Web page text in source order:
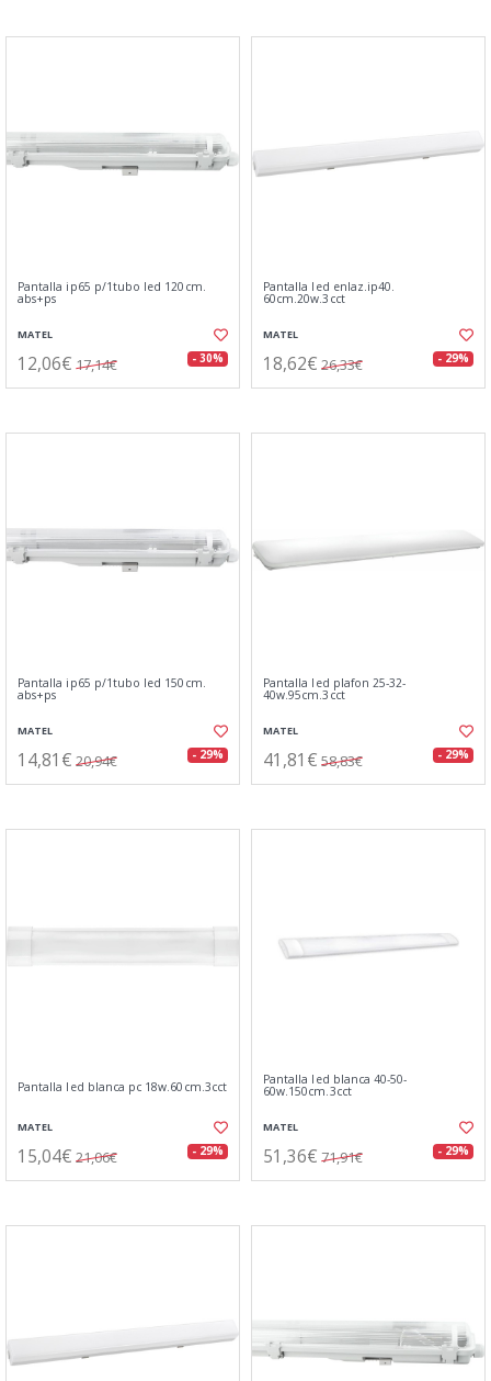
Pantalla ip65 p/1tubo led 120cm.
abs+ps
MATEL
12,06€ 17,14€ - 30%
Pantalla led enlaz.ip40.
60cm.20w.3cct
MATEL
18,62€ 26,33€ - 29%
Pantalla ip65 p/1tubo led 150cm.
abs+ps
MATEL
14,81€ 20,94€ - 29%
Pantalla led plafon 25-32-
40w.95cm.3cct
MATEL
41,81€ 58,83€ - 29%
Pantalla led blanca pc 18w.60cm.3cct
MATEL
15,04€ 21,06€ - 29%
Pantalla led blanca 40-50-
60w.150cm.3cct
MATEL
51,36€ 71,91€ - 29%